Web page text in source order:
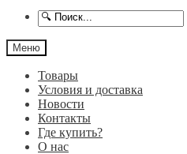
Меню
Товары
Условия и доставка
Новости
Контакты
Где купить?
О нас